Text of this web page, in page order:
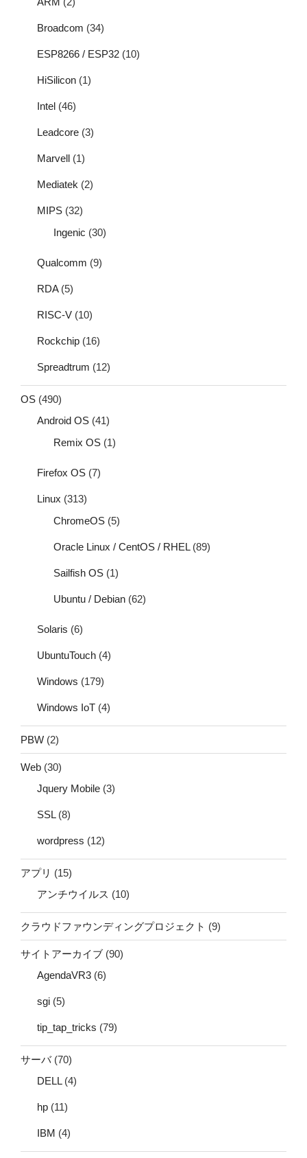
Broadcom (34)
ESP8266 / ESP32 (10)
HiSilicon (1)
Intel (46)
Leadcore (3)
Marvell (1)
Mediatek (2)
MIPS (32)
Ingenic (30)
Qualcomm (9)
RDA(5)
RISC-V (10)
Rockchip (16)
Spreadtrum (12)
OS (490)
Android OS (41)
Remix OS (1)
Firefox OS (7)
Linux (313)
ChromeOS (5)
Oracle Linux / CentOS / RHEL(89)
Sailfish OS (1)
Ubuntu / Debian (62)
Solaris (6)
UbuntuTouch (4)
Windows (179)
Windows IoT (4)
PBW (2)
Web (30)
Jquery Mobile (3)
SSL(8)
wordpress (12)
アプリ (15)
アンチウイルス (10)
クラウドファウンディングプロジェクト (9)
サイトアーカイブ (90)
AgendaVR3 (6)
sgi (5)
tip_tap_tricks (79)
サーバ(70)
DELL(4)
hp (11)
IBM (4)